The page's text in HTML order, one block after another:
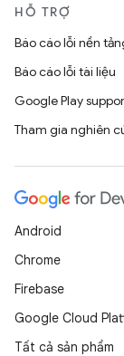
HỖ TRỢ
Báo cáo lỗi nền
Báo cáo lỗi tài liệu
Google Play
Tham gia nghiên
Android
Chrome
Firebase
Google Cloud
Tất cả sản phẩm